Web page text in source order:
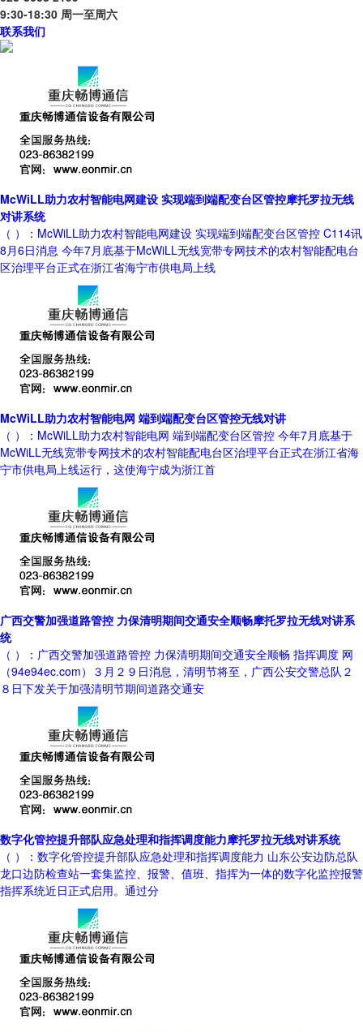
9:30-18:30 周一至周六
联系我们
McWiLL助力农村智能电网建设 实现端到端配变台区管控摩托罗拉无线
对讲系统
（ ）：McWiLL助力农村智能电网建设 实现端到端配变台区管控 C114讯
8月6日消息 今年7月底基于McWiLL无线宽带专网技术的农村智能配电台
区治理平台正式在浙江省海宁市供电局上线
McWiLL助力农村智能电网 端到端配变台区管控无线对讲
（ ）：McWiLL助力农村智能电网 端到端配变台区管控 今年7月底基于
McWiLL无线宽带专网技术的农村智能配电台区治理平台正式在浙江省海
宁市供电局上线运行，这使海宁成为浙江首
广西交警加强道路管控 力保清明期间交通安全顺畅摩托罗拉无线对讲系
统
（ ）：广西交警加强道路管控 力保清明期间交通安全顺畅 指挥调度 网
（94e94ec.com）３月２９日消息，清明节将至，广西公安交警总队２
８日下发关于加强清明节期间道路交通安
数字化管控提升部队应急处理和指挥调度能力摩托罗拉无线对讲系统
（ ）：数字化管控提升部队应急处理和指挥调度能力 山东公安边防总队
龙口边防检查站一套集监控、报警、值班、指挥为一体的数字化监控报警
指挥系统近日正式启用。通过分